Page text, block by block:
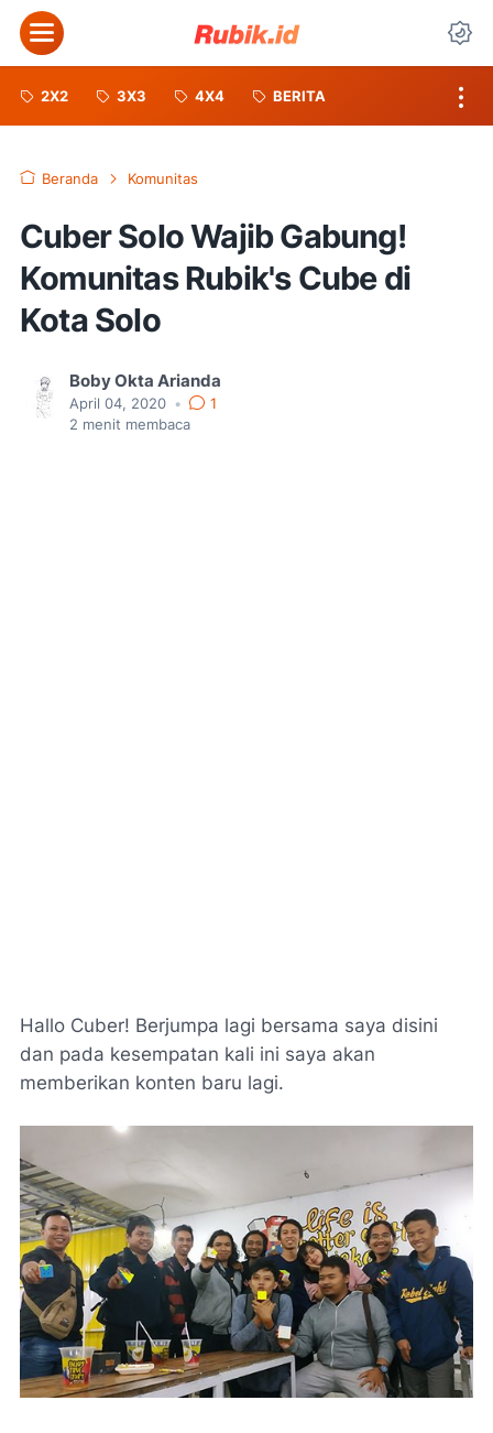
Menu
2X2 3X3 4X4 BERITA
Beranda Komunitas
Cuber Solo Wajib Gabung!
Komunitas Rubik's Cube di
Kota Solo
Boby Okta Arianda
April 04, 2020 •
1
2 menit membaca
Hallo Cuber! Berjumpa lagi bersama saya disini
dan pada kesempatan kali ini saya akan
memberikan konten baru lagi.